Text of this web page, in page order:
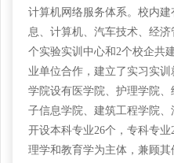
计算机网络服务体系。校内
息、计算机、汽车技术、经
个实验实训中心和2个校企共
业单位合作，建立了实习实训
学院设有医学院、护理学院
子信息学院、建筑工程学院
开设本科专业26个，专科专
理学和教育学为主体，兼顾